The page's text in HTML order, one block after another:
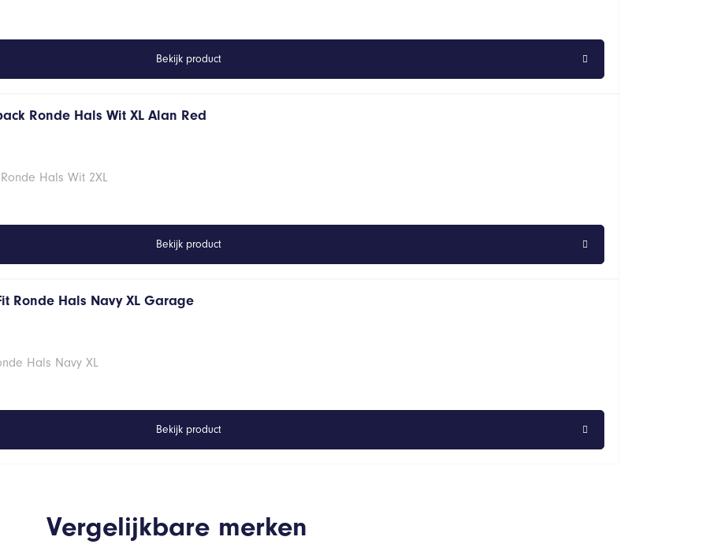
Bekijk product
Ronde Hals Wit XL Alan Red
Hals Wit 2XL
Bekijk product
Ronde Hals Navy XL Garage
Hals Navy XL
Bekijk product
Vergelijkbare merken